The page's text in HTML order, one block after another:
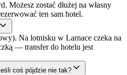
Możesz zostać dłużej na własny
ten sam hotel.
Na lotnisku w Larnace czeka na
— transfer do hotelu jest
coś pójdzie nie tak?